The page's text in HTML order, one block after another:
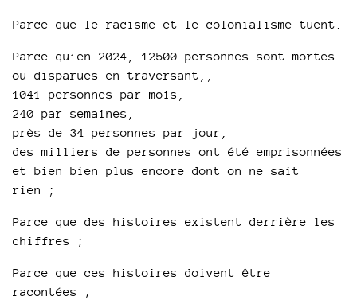
Parce que le racisme et le colonialisme tuent.
Parce qu’en 2024, 12500 personnes sont mortes
ou disparues en traversant,,
1041 personnes par mois,
240 par semaines,
près de 34 personnes par jour,
des milliers de personnes ont été emprisonnées
et bien bien plus encore dont on ne sait
rien ;
Parce que des histoires existent derrière les
chiffres ;
Parce que ces histoires doivent être
racontées ;